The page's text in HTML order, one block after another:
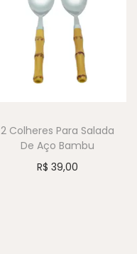
2 Colheres Para Salada
De Aço Bambu
R$ 39,00